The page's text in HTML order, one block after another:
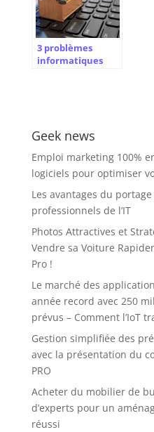
3 problèmes
informatiques
Geek news
Emploi marketing 100%
logiciels pour optimiser
Les avantages du
professionnels de l’IT
Photos Attractives et
Vendre sa Voiture
Pro !
Le marché des
année record avec 250
prévus – Comment l’IoT
Gestion simplifiée des
avec la présentation du
PRO
Acheter du mobilier de
d’experts pour un
réussi